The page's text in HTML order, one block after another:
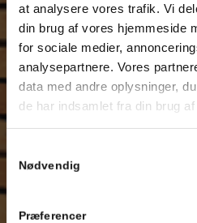
at analysere vores trafik. Vi
din brug af vores hjemmeside
for sociale medier,
analysepartnere. Vores
data med andre oplysninger,
de har indsamlet fra din brug
Samtykkevalg
Nødvendig
Præferencer